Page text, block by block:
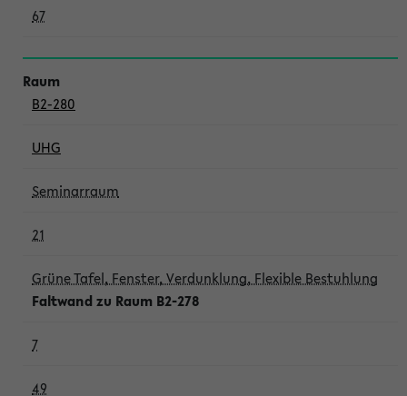
67
B2-280
UHG
Seminarraum
21
Grüne Tafel, Fenster, Verdunklung, Flexible Bestuhlung
Faltwand zu Raum B2-278
7
49